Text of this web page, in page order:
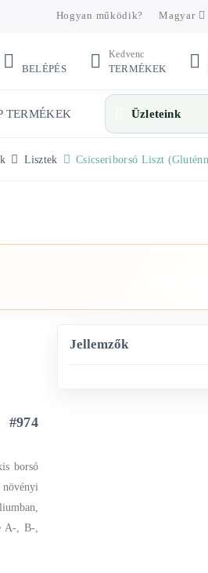
Hogyan működik? Magyar
BELÉPÉS
Kedvenc
TERMÉKEK
TERMÉKEK Üzleteink
Lisztek Csicseriborsó Liszt
#974
borsó
növényi
A-, B-,
Jellemzők